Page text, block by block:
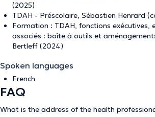
(2025)
TDAH - Préscolaire, Sébastien Henrard
Formation : TDAH, fonctions exécutives,
associés : boîte à outils et
Bertleff (2024)
Spoken languages
French
FAQ
What is the address of the health